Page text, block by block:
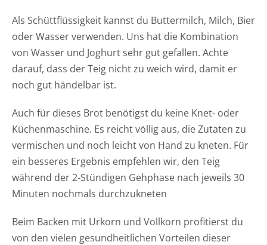
Als Schüttflüssigkeit kannst du Buttermilch, Milch, Bier
oder Wasser verwenden. Uns hat die Kombination
von Wasser und Joghurt sehr gut gefallen. Achte
darauf, dass der Teig nicht zu weich wird, damit er
noch gut händelbar ist.
Auch für dieses Brot benötigst du keine Knet- oder
Küchenmaschine. Es reicht völlig aus, die Zutaten zu
vermischen und noch leicht von Hand zu kneten. Für
ein besseres Ergebnis empfehlen wir, den Teig
während der 2-Stündigen Gehphase nach jeweils 30
Minuten nochmals durchzukneten
Beim Backen mit Urkorn und Vollkorn profitierst du
von den vielen gesundheitlichen Vorteilen dieser